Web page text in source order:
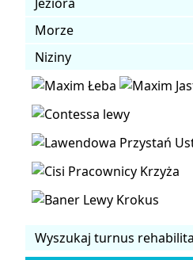
Morze
Niziny
Wyszukaj turnus